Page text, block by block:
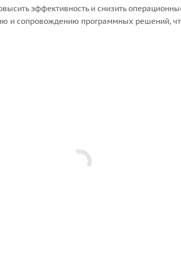
эффективность и снизить
и сопровождению программных решений,